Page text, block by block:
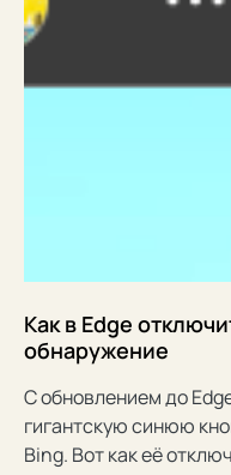
Как в Edge
обнаружение
С обновлением до
гигантскую синюю
Bing. Вот как её